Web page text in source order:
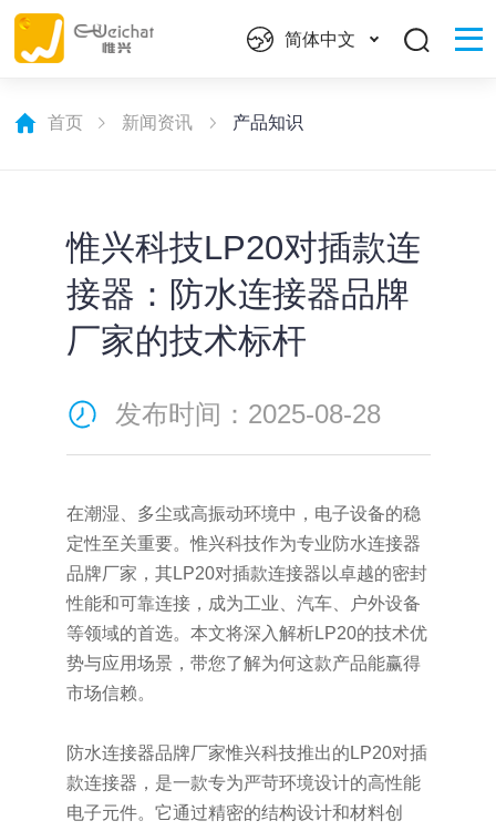
简体中文
首页 新闻资讯 产品知识
惟兴科技LP20对插款连
接器：防水连接器品牌
厂家的技术标杆
发布时间：2025-08-28
在潮湿、多尘或高振动环境中，电子设备的稳
定性至关重要。惟兴科技作为专业防水连接器
品牌厂家，其LP20对插款连接器以卓越的密封
性能和可靠连接，成为工业、汽车、户外设备
等领域的首选。本文将深入解析LP20的技术优
势与应用场景，带您了解为何这款产品能赢得
市场信赖。
防水连接器品牌厂家惟兴科技推出的LP20对插
款连接器，是一款专为严苛环境设计的高性能
电子元件。它通过精密的结构设计和材料创